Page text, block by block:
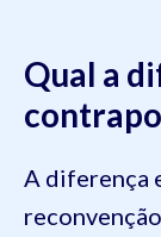
Qual a
A diferença
reconvenção